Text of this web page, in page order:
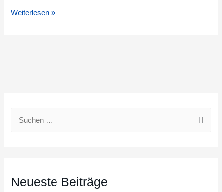
Weiterlesen »
e
Neueste Beiträge